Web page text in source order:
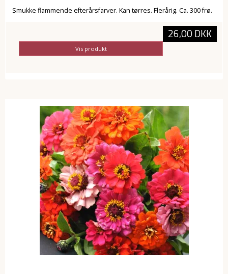
Smukke flammende efterårsfarver. Kan tørres. Flerårig. Ca. 300 frø.
26,00 DKK
Vis produkt